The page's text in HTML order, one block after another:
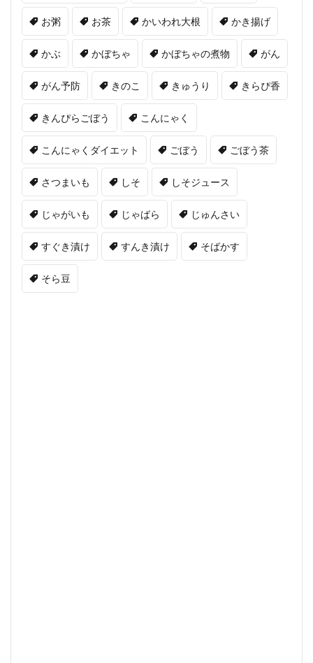
お粥 お茶 かいわれ大根 かき揚げ
かぶ かぼちゃ かぼちゃの煮物 がん
がん予防 きのこ きゅうり きらぴ香
きんぴらごぼう こんにゃく
こんにゃくダイエット ごぼう ごぼう茶
さつまいも しそ しそジュース
じゃがいも じゃばら じゅんさい
すぐき漬け すんき漬け そばかす
そら豆